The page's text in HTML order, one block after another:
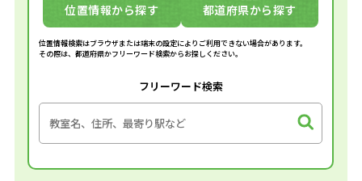
位置情報から探す 都道府県から探す
位置情報検索はブラウザまたは端末の設定によりご利用できない場合があります。
その際は、都道府県かフリーワード検索からお探しください。
フリーワード検索